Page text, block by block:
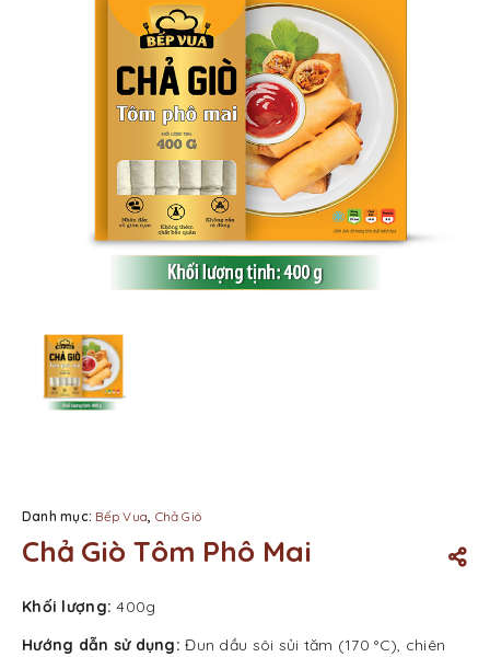
Danh mục: Bếp Vua, Chả Giò
Chả Giò Tôm Phô Mai
Khối lượng: 400g
Hướng dẫn sử dụng: Đun dầu sôi sủi tăm (170 °C), chiên